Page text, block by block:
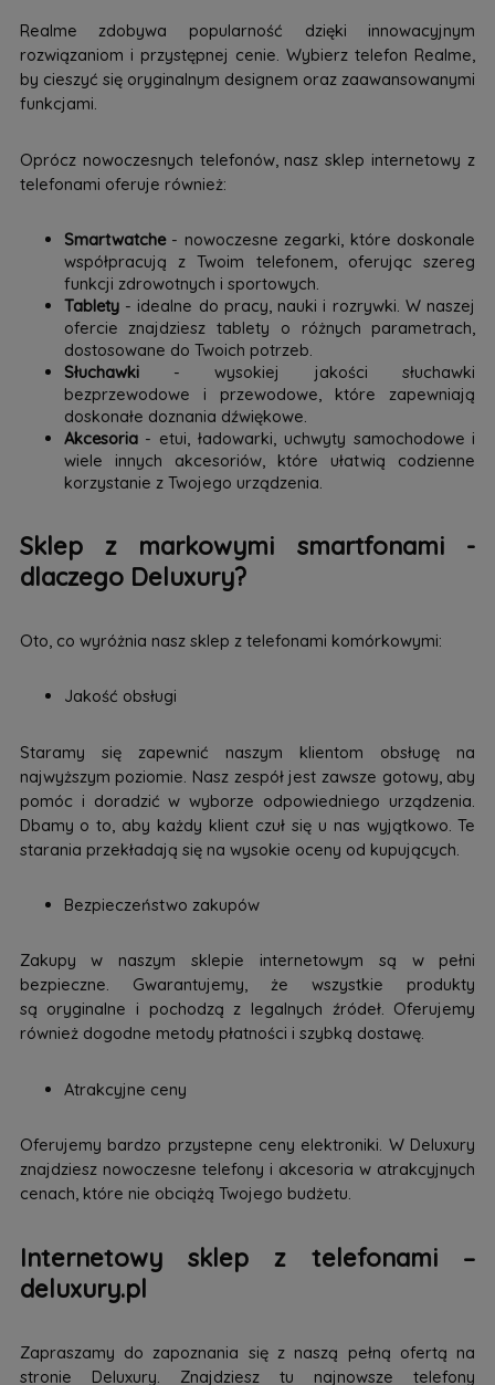
Realme zdobywa popularność dzięki innowacyjnym
rozwiązaniom i przystępnej cenie. Wybierz telefon Realme,
by cieszyć się oryginalnym designem oraz zaawansowanymi
funkcjami.
Oprócz nowoczesnych telefonów, nasz sklep internetowy z
telefonami oferuje również:
Smartwatche- nowoczesne zegarki, które doskonale
współpracują z Twoim telefonem, oferując szereg
funkcji zdrowotnych i sportowych.
Tablety- idealne do pracy, nauki i rozrywki. W naszej
ofercie znajdziesz tablety o różnych parametrach,
dostosowane do Twoich potrzeb.
Słuchawki- wysokiej jakości słuchawki
bezprzewodowe i przewodowe, które zapewniają
doskonałe doznania dźwiękowe.
Akcesoria- etui, ładowarki, uchwyty samochodowe i
wiele innych akcesoriów, które ułatwią codzienne
korzystanie z Twojego urządzenia.
Sklep z markowymi smartfonami -
dlaczego Deluxury?
Oto, co wyróżnia nasz sklep z telefonami komórkowymi:
Jakość obsługi
Staramy się zapewnić naszym klientom obsługę na
najwyższym poziomie. Nasz zespół jest zawsze gotowy, aby
pomóc i doradzić w wyborze odpowiedniego urządzenia.
Dbamy o to, aby każdy klient czuł się u nas wyjątkowo. Te
starania przekładają się na wysokie oceny od kupujących.
Bezpieczeństwo zakupów
Zakupy w naszym sklepie internetowym są w pełni
bezpieczne. Gwarantujemy, że wszystkie produkty
są oryginalne i pochodzą z legalnych źródeł. Oferujemy
również dogodne metody płatności i szybką dostawę.
Atrakcyjne ceny
Oferujemy bardzo przystepne ceny elektroniki. W Deluxury
znajdziesz nowoczesne telefony i akcesoria w atrakcyjnych
cenach, które nie obciążą Twojego budżetu.
Internetowy sklep z telefonami –
deluxury.pl
Zapraszamy do zapoznania się z naszą pełną ofertą na
stronie Deluxury. Znajdziesz tu najnowsze telefony